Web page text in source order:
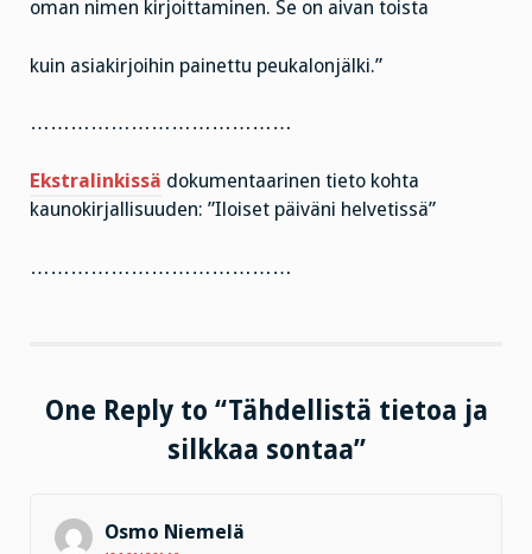
oman nimen kirjoittaminen. Se on aivan toista
kuin asiakirjoihin painettu peukalonjälki.”
…………………………………
Ekstralinkissä dokumentaarinen tieto kohta
kaunokirjallisuuden: ”Iloiset päiväni helvetissä”
…………………………………
One Reply to “Tähdellistä tietoa ja
silkkaa sontaa”
Osmo Niemelä